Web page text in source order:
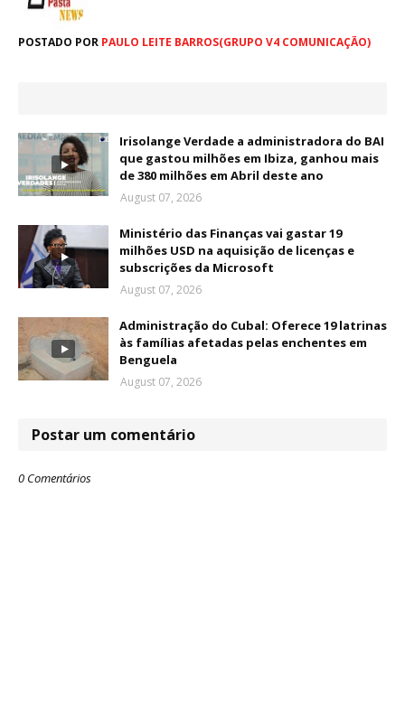
POSTADO POR PAULO LEITE BARROS(GRUPO V4 COMUNICAÇÃO)
Irisolange Verdade a administradora do BAI
que gastou milhões em Ibiza, ganhou mais
de 380 milhões em Abril deste ano
August 07, 2026
Ministério das Finanças vai gastar 19
milhões USD na aquisição de licenças e
subscrições da Microsoft
August 07, 2026
Administração do Cubal: Oferece 19 latrinas
às famílias afetadas pelas enchentes em
Benguela
August 07, 2026
Postar um comentário
0 Comentários